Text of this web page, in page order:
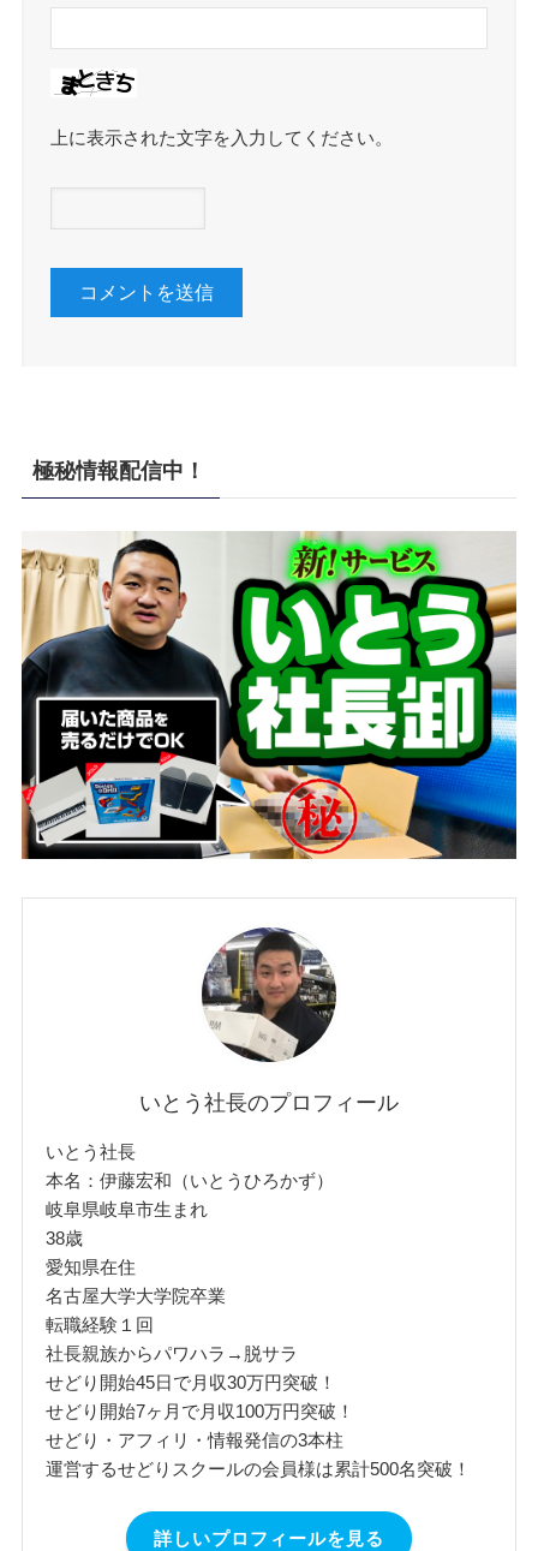
上に表示された文字を入力してください。
極秘情報配信中！
いとう社長のプロフィール
いとう社長
本名：伊藤宏和（いとうひろかず）
岐阜県岐阜市生まれ
38歳
愛知県在住
名古屋大学大学院卒業
転職経験１回
社長親族からパワハラ→脱サラ
せどり開始45日で月収30万円突破！
せどり開始7ヶ月で月収100万円突破！
せどり・アフィリ・情報発信の3本柱
運営するせどりスクールの会員様は累計500名突破！
詳しいプロフィールを見る